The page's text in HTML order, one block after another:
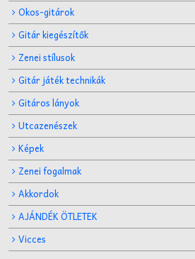
Okos-gitárok
Gitár kiegészítők
Zenei stílusok
Gitár játék technikák
Gitáros lányok
Utcazenészek
Képek
Zenei fogalmak
Akkordok
AJÁNDÉK ÖTLETEK
Vicces